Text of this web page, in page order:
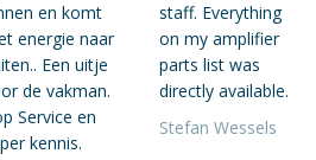
en komt
energie naar
Een uitje
de vakman.
Service en
kennis.
staff. Everything
on my amplifier
parts list was
directly available.
Stefan Wessels